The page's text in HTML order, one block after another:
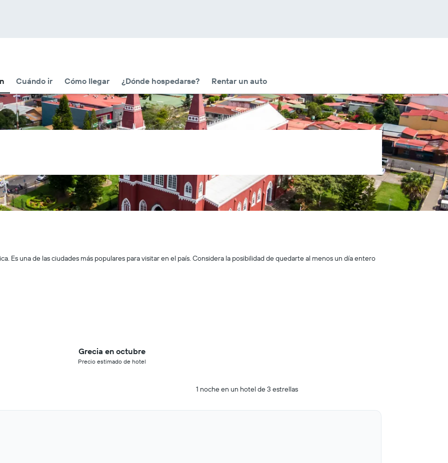
Cuándo ir Cómo llegar ¿Dónde hospedarse? Rentar un auto
Es una de las ciudades más populares para visitar en el país. Considera la posibilidad de quedarte al menos un día entero
Grecia en octubre
Precio estimado de hotel
1 noche en un hotel de 3 estrellas